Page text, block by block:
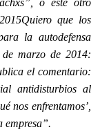
o este otro
que los
la autodefensa
marzo de 2014:
el comentario:
antidisturbios al
nos enfrentamos’,
empresa”.